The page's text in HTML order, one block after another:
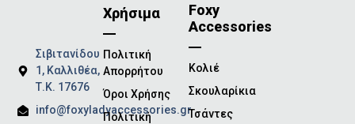
Σιβιτανίδου
1, Καλλιθέα,
Τ.Κ. 17676
info@foxyladyaccessories.gr
Foxy
Accessories
Κολιέ
Σκουλαρίκια
Τσάντες
Χρήσιμα
Πολιτική
Απορρήτου
Όροι Χρήσης
Πολιτική